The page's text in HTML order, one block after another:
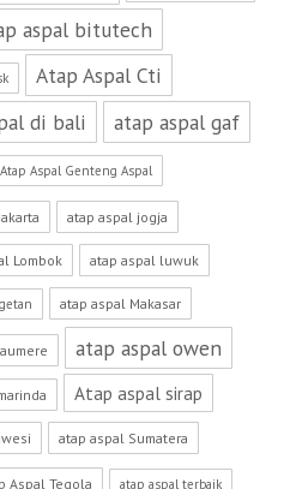
aspal bitutech
Atap Aspal Cti
di bali
atap aspal gaf
Atap Aspal Genteng Aspal
atap aspal jogja
Lombok atap aspal luwuk
atap aspal Makasar
atap aspal owen
Atap aspal sirap
atap aspal Sumatera
Aspal Tegola atap aspal terbaik